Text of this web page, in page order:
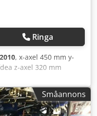
Ringa
2010, x-axel 450 mm y-
z-axel 320 mm
0 - 10 000 varv/min
FANUC Series 16 i
ventilhus,
flexibel
Småannons